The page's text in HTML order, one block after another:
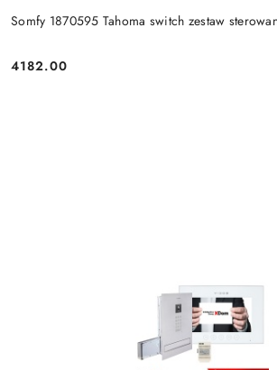
Somfy 1870595 Tahoma switch zestaw
Cena:
4182.00